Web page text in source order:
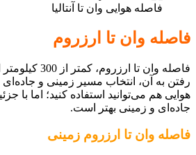
فاصله هوایی وان تا آنتالیا
فاصله وان تا ارزروم
فاصله وان تا
رفتن به آن، انتخاب مسیر زمینی و
هوایی هم می‌توانید استفاده کنید؛ اما با
جاده‌ای و زمینی بهتر است.
فاصله وان تا ارزروم زمینی